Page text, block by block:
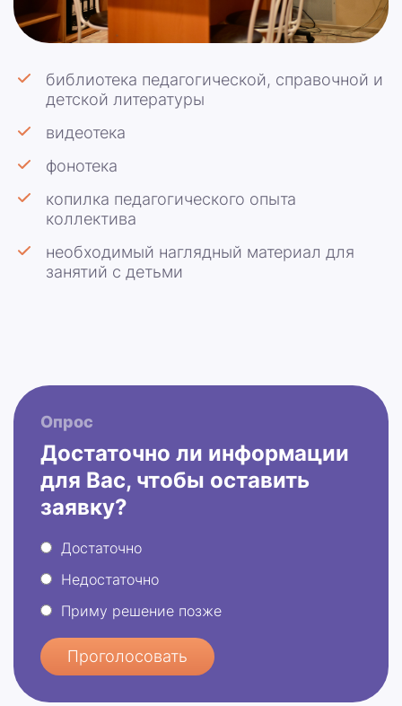
библиотека педагогической, справочной и
детской литературы
видеотека
фонотека
копилка педагогического опыта
коллектива
необходимый наглядный материал для
занятий с детьми
Опрос
Достаточно ли информации
для Вас, чтобы оставить
заявку?
Достаточно
Недостаточно
Приму решение позже
Проголосовать